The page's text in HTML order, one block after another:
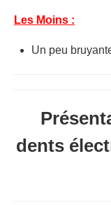
Les Moins :
Un peu
dents